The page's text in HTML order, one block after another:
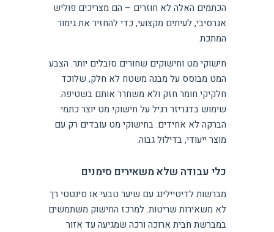
הכתמים האלה לא חוזרים – הם מצריכים פוליש
אגרסיבי, לעיתים מקצועי, כדי להחזיר את גימור
המתכת.
חישוקי מט וחישוקים שחורים סובלים יותר. הצבע
המט מבוסס על מבנה משטח לא חלק, שלוכד
חלקיקי חומר חזק ולא משחרר אותם בשטיפה.
שימוש בדגריזר רגיל על חישוקי מט יוצר כתמי
הברקה לא אחידים. בחישוקי מט עובדים רק עם
מוצר ייעודי, בדילול גבוה.
כלי עבודה שלא משאירים סימנים
מברשות לדיטיילינג עם שיער טבעי או סינטטי רך
לא משאירות שריטות. למרכז החישוק משתמשים
במברשת חבית ארוכה ורכה שמגיעה עד אזור